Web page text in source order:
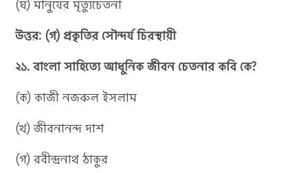
(ঘ) মানুষের মৃত্যুচেতনা
উত্তর: (গ) প্রকৃতির সৌন্দর্য চিরস্থায়ী
২১. বাংলা সাহিত্যে আধুনিক জীবন চেতনার কবি কে?
(ক) কাজী নজরুল ইসলাম
(খ) জীবনানন্দ দাশ
(গ) রবীন্দ্রনাথ ঠাকুর